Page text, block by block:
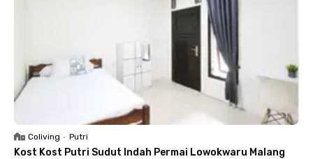
Coliving • Putri
Kost Kost Putri Sudut Indah Permai Lowokwaru Malang